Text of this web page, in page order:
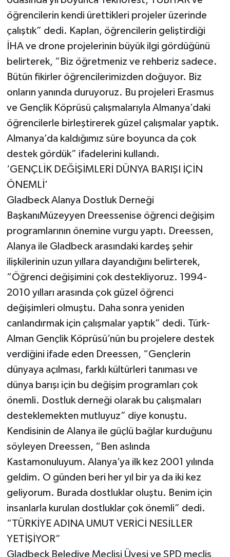
öğrencilerin kendi ürettikleri projeler üzerinde
çalıştık” dedi. Kaplan, öğrencilerin geliştirdiği
İHA ve drone projelerinin büyük ilgi gördüğünü
belirterek, “Biz öğretmeniz ve rehberiz sadece.
Bütün fikirler öğrencilerimizden doğuyor. Biz
onların yanında duruyoruz. Bu projeleri Erasmus
ve Gençlik Köprüsü çalışmalarıyla Almanya’daki
öğrencilerle birleştirerek güzel çalışmalar yaptık.
Almanya’da kaldığımız süre boyunca da çok
destek gördük” ifadelerini kullandı.
‘GENÇLİK DEĞİŞİMLERİ DÜNYA BARIŞI İÇİN
ÖNEMLİ’
Gladbeck Alanya Dostluk Derneği
BaşkanıMüzeyyen Dreessenise öğrenci değişim
programlarının önemine vurgu yaptı. Dreessen,
Alanya ile Gladbeck arasındaki kardeş şehir
ilişkilerinin uzun yıllara dayandığını belirterek,
“Öğrenci değişimini çok destekliyoruz. 1994-
2010 yılları arasında çok güzel öğrenci
değişimleri olmuştu. Daha sonra yeniden
canlandırmak için çalışmalar yaptık” dedi. Türk-
Alman Gençlik Köprüsü’nün bu projelere destek
verdiğini ifade eden Dreessen, “Gençlerin
dünyaya açılması, farklı kültürleri tanıması ve
dünya barışı için bu değişim programları çok
önemli. Dostluk derneği olarak bu çalışmaları
desteklemekten mutluyuz” diye konuştu.
Kendisinin de Alanya ile güçlü bağlar kurduğunu
söyleyen Dreessen, “Ben aslında
Kastamonuluyum. Alanya’ya ilk kez 2001 yılında
geldim. O günden beri her yıl bir ya da iki kez
geliyorum. Burada dostluklar oluştu. Benim için
insanlarla kurulan dostluklar çok önemli” dedi.
“TÜRKİYE ADINA UMUT VERİCİ NESİLLER
YETİŞİYOR”
Gladbeck Belediye Meclisi Üyesi ve SPD meclis